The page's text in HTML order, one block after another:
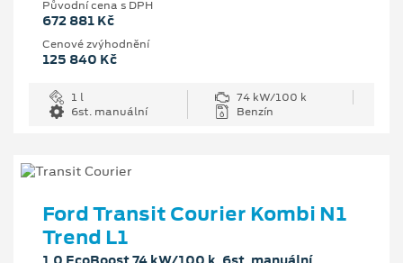
Původní cena s DPH
672 881 Kč
Cenové zvýhodnění
125 840 Kč
1 l
74 kW/100 k
6st. manuální
Benzín
Ford Transit Courier Kombi N1
Trend L1